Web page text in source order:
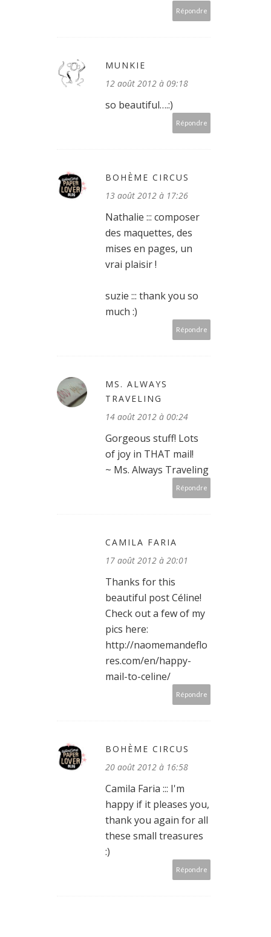
Répondre
MUNKIE
12 août 2012 à 09:18
so beautiful….:)
Répondre
BOHÈME CIRCUS
13 août 2012 à 17:26
Nathalie ::: composer
des maquettes, des
mises en pages, un
vrai plaisir !
suzie ::: thank you so
much :)
Répondre
MS. ALWAYS
TRAVELING
14 août 2012 à 00:24
Gorgeous stuff! Lots
of joy in THAT mail!
~ Ms. Always Traveling
Répondre
CAMILA FARIA
17 août 2012 à 20:01
Thanks for this
beautiful post Céline!
Check out a few of my
pics here:
http://naomemandeflo
res.com/en/happy-
mail-to-celine/
Répondre
BOHÈME CIRCUS
20 août 2012 à 16:58
Camila Faria ::: I'm
happy if it pleases you,
thank you again for all
these small treasures
:)
Répondre